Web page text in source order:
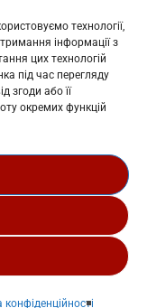
технології,
інформації з
цих технологій
під час перегляду
згоди або її
окремих функцій
конфіденційності